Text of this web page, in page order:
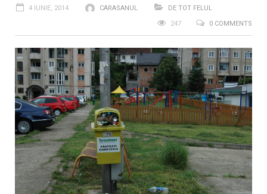
4 IUNIE, 2014 CARASANUL
DE TOT FELUL
0 COMMENTS
247